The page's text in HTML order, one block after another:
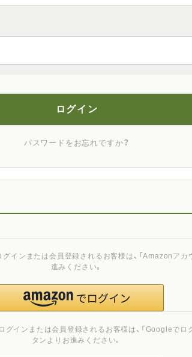
ログイン
パスワードをお忘れですか？
インまたは会員登録されるお客様は、「Googleでロ
タンよりお進みください。
インまたは会員登録されるお客様は、「Amazonアカ
進みください。